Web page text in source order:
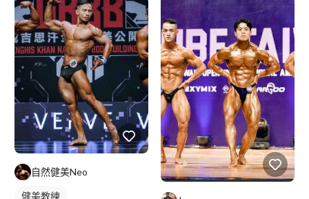
自然健美Neo
健美教練